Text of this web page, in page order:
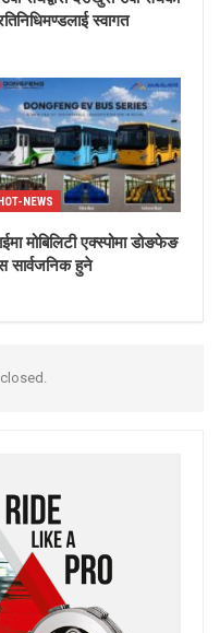
स्वागत
NEWS
मोबिलिटी एक्स्पोमा डोङफेङ
सार्वजनिक हुने